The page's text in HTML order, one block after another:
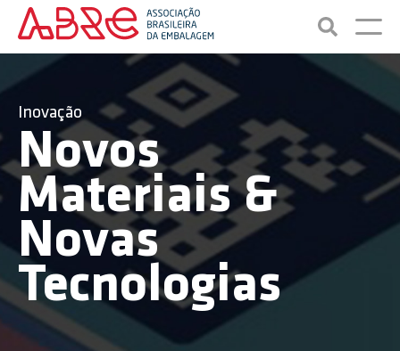
Inovação
Novos
Materiais &
Novas
Tecnologias